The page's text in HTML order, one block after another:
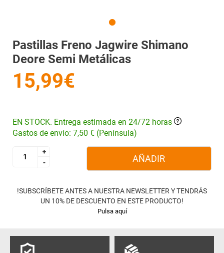
Pastillas Freno Jagwire Shimano
Deore Semi Metálicas
15,99€
EN STOCK. Entrega estimada en 24/72 horas
Gastos de envío: 7,50 € (Península)
+
-
+
-
AÑADIR
!SUBSCRÍBETE ANTES A NUESTRA NEWSLETTER Y TENDRÁS
UN 10% DE DESCUENTO EN ESTE PRODUCTO!
Pulsa aquí